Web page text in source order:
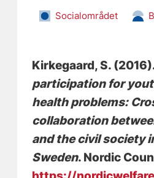
Socialområdet
Kirkegaard, S.
participation for
health problems:
collaboration
and the civil society
Sweden. Nordic